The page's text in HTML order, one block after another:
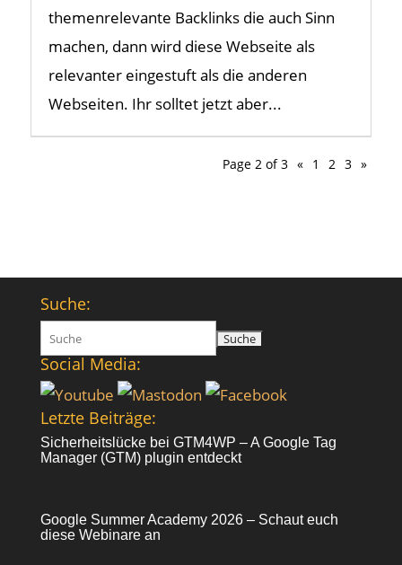
themenrelevante Backlinks die auch Sinn
machen, dann wird diese Webseite als
relevanter eingestuft als die anderen
Webseiten. Ihr solltet jetzt aber...
Page 2 of 3 « 1 2 3 »
Suche:
Suchen
nach:
Social Media:
Letzte Beiträge:
Sicherheitslücke bei GTM4WP – A Google Tag
Manager (GTM) plugin entdeckt
Google Summer Academy 2026 – Schaut euch
diese Webinare an